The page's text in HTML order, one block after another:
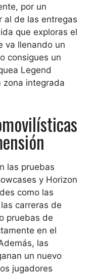
por un
al de las entregas
que exploras el
va llenando un
consigues un
Legend
zona integrada
las pruebas
y Horizon
como las
carreras de
pruebas de
en el
las
un nuevo
jugadores